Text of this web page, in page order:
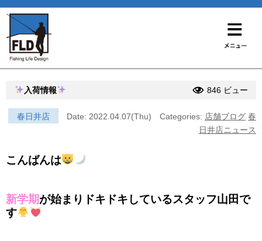
入荷情報 846 ビュー
春日井店 Date: 2022.04.07(Thu) Categories: 店舗ブログ 春
日井店ニュース
こんばんは
新学期が始まりドキドキしているスタッフ山田で
す